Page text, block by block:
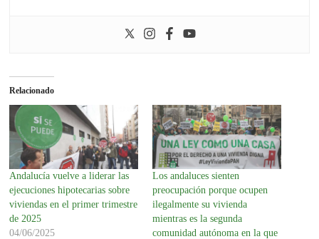
Relacionado
Andalucía vuelve a liderar las
ejecuciones hipotecarias sobre
viviendas en el primer trimestre
de 2025
04/06/2025
Los andaluces sienten
preocupación porque ocupen
ilegalmente su vivienda
mientras es la segunda
comunidad autónoma en la que